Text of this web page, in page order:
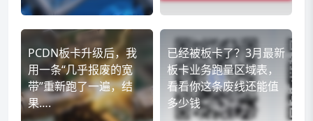
PCDN板卡升级后，我
用一条“几乎报废的宽
带”重新跑了一遍，结
果….
已经被板卡了？3月最新
板卡业务跑量区域表，
看看你这条废线还能值
多少钱